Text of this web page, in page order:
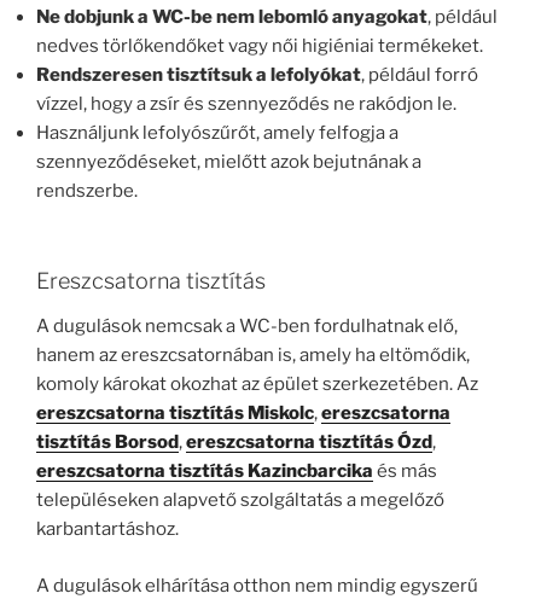
Ne dobjunk a WC-be nem lebomló anyagokat, például
nedves törlőkendőket vagy női higiéniai termékeket.
Rendszeresen tisztítsuk a lefolyókat, például forró
vízzel, hogy a zsír és szennyeződés ne rakódjon le.
Használjunk lefolyószűrőt, amely felfogja a
szennyeződéseket, mielőtt azok bejutnának a
rendszerbe.
Ereszcsatorna tisztítás
A dugulások nemcsak a WC-ben fordulhatnak elő,
hanem az ereszcsatornában is, amely ha eltömődik,
komoly károkat okozhat az épület szerkezetében. Az
ereszcsatorna tisztítás Miskolc,ereszcsatorna
tisztítás Borsod,ereszcsatorna tisztítás Ózd,
ereszcsatorna tisztítás Kazincbarcika és más
településeken alapvető szolgáltatás a megelőző
karbantartáshoz.
A dugulások elhárítása otthon nem mindig egyszerű